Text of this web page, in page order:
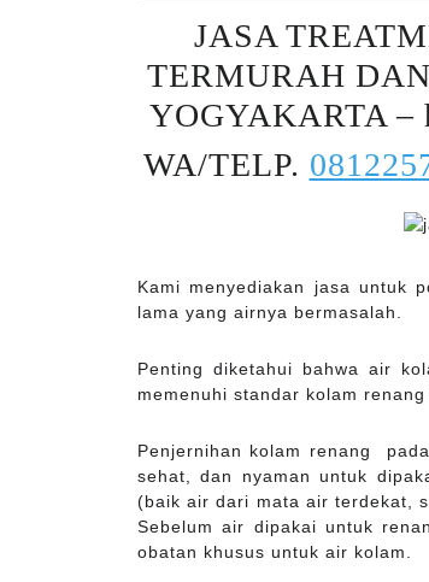
JASA
TERMURAH
YOGYAKARTA –
WA/TELP.
Kami menyediakan jasa untuk
lama yang airnya bermasalah.
Penting diketahui bahwa air
memenuhi standar kolam
Penjernihan kolam renang
sehat, dan nyaman untuk
(baik air dari mata air terdekat,
Sebelum air dipakai untuk
obatan khusus untuk air kolam.